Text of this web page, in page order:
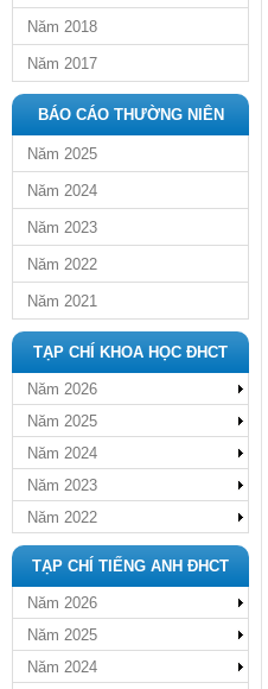
Năm 2018
Năm 2017
BÁO CÁO THƯỜNG NIÊN
Năm 2025
Năm 2024
Năm 2023
Năm 2022
Năm 2021
TẠP CHÍ KHOA HỌC ĐHCT
Năm 2026
Năm 2025
Năm 2024
Năm 2023
Năm 2022
TẠP CHÍ TIẾNG ANH ĐHCT
Năm 2026
Năm 2025
Năm 2024